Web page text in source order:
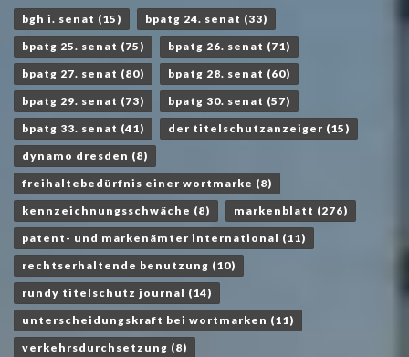
bgh i. senat (15) bpatg 24. senat (33)
bpatg 25. senat (75) bpatg 26. senat (71)
bpatg 27. senat (80) bpatg 28. senat (60)
bpatg 29. senat (73) bpatg 30. senat (57)
bpatg 33. senat (41) der titelschutzanzeiger (15)
dynamo dresden (8)
freihaltebedürfnis einer wortmarke (8)
kennzeichnungsschwäche (8) markenblatt (276)
patent- und markenämter international (11)
rechtserhaltende benutzung (10)
rundy titelschutz journal (14)
unterscheidungskraft bei wortmarken (11)
verkehrsdurchsetzung (8)